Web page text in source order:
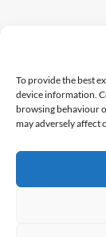
To provide the best
device information.
browsing behaviour
may adversely affect